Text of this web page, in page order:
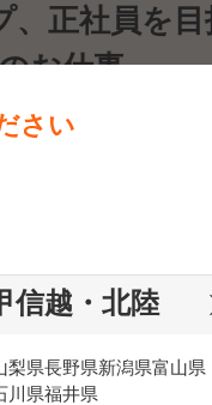
さい
信越・北陸
梨県長野県新潟県富山県
川県福井県
正社員を
お仕事
フ
る方